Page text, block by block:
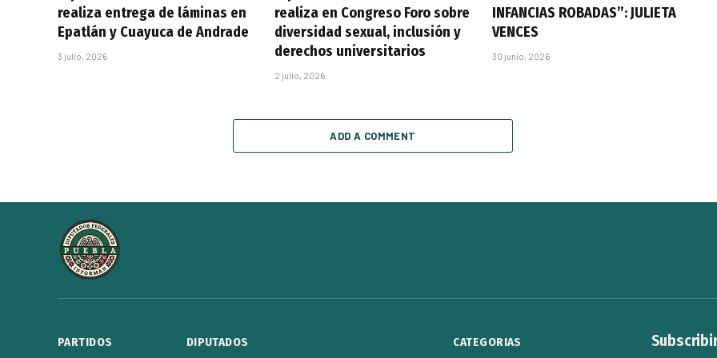
realiza entrega de láminas en
Epatlán y Cuayuca de Andrade
3 julio, 2026
realiza en Congreso Foro sobre
diversidad sexual, inclusión y
derechos universitarios
2 julio, 2026
INFANCIAS ROBADAS”: JULIETA
VENCES
30 junio, 2026
ADD A COMMENT
PARTIDOS DIPUTADOS CATEGORIAS